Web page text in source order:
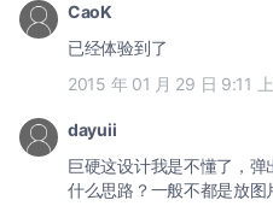
CaoK
已经体验到了
2015 年 01 月 29 日 9:11
dayuii
巨硬这设计我是不懂了，
什么思路？一般不都是放图